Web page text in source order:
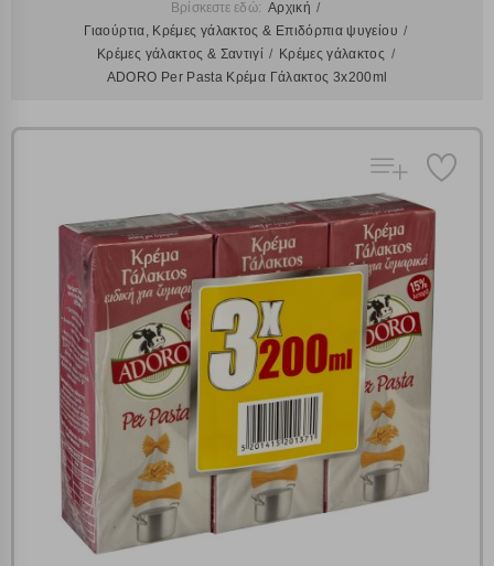
Βρίσκεστε εδώ: Αρχική
Γιαούρτια, Κρέμες γάλακτος & Επιδόρπια ψυγείου
Κρέμες γάλακτος & Σαντιγί
Κρέμες γάλακτος
ADORO Per Pasta Κρέμα Γάλακτος 3x200ml